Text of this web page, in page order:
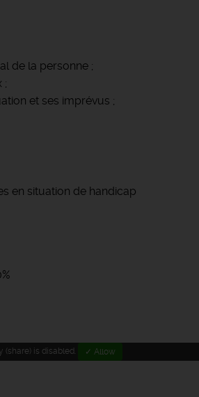
de la personne ;
;
et ses imprévus ;
en situation de handicap
(share) is disabled. ✓ Allow